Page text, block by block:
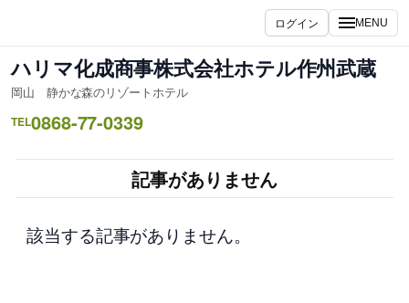
ス
キ
ッ
ログイン MENU
ハリマ化成商事株式会社ホテル作州武蔵
岡山 静かな森のリゾートホテル
TEL0868-77-0339
記事がありません
該当する記事がありません。